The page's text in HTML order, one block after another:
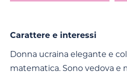
Carattere e interessi
Donna ucraina elegante e
matematica. Sono vedova e